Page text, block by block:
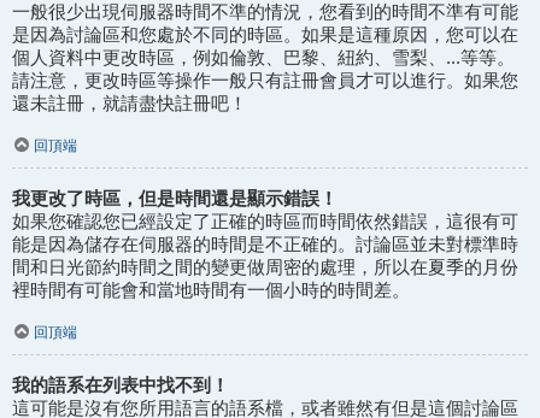
一般很少出現伺服器時間不準的情況，您看到的時間不準有可能
是因為討論區和您處於不同的時區。如果是這種原因，您可以在
個人資料中更改時區，例如倫敦、巴黎、紐約、雪梨、...等等。
請注意，更改時區等操作一般只有註冊會員才可以進行。如果您
還未註冊，就請盡快註冊吧！
回頂端
我更改了時區，但是時間還是顯示錯誤！
如果您確認您已經設定了正確的時區而時間依然錯誤，這很有可
能是因為儲存在伺服器的時間是不正確的。討論區並未對標準時
間和日光節約時間之間的變更做周密的處理，所以在夏季的月份
裡時間有可能會和當地時間有一個小時的時間差。
回頂端
我的語系在列表中找不到！
這可能是沒有您所用語言的語系檔，或者雖然有但是這個討論區